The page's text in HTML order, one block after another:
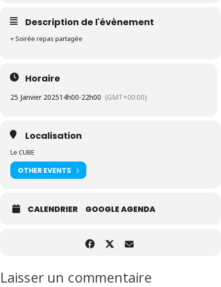
Description de l'évènement
+ Soirée repas partagée
Horaire
25 Janvier 202514h00-22h00 (GMT+00:00)
Localisation
Le CUBE
OTHER EVENTS
CALENDRIER GOOGLE AGENDA
Laisser un commentaire